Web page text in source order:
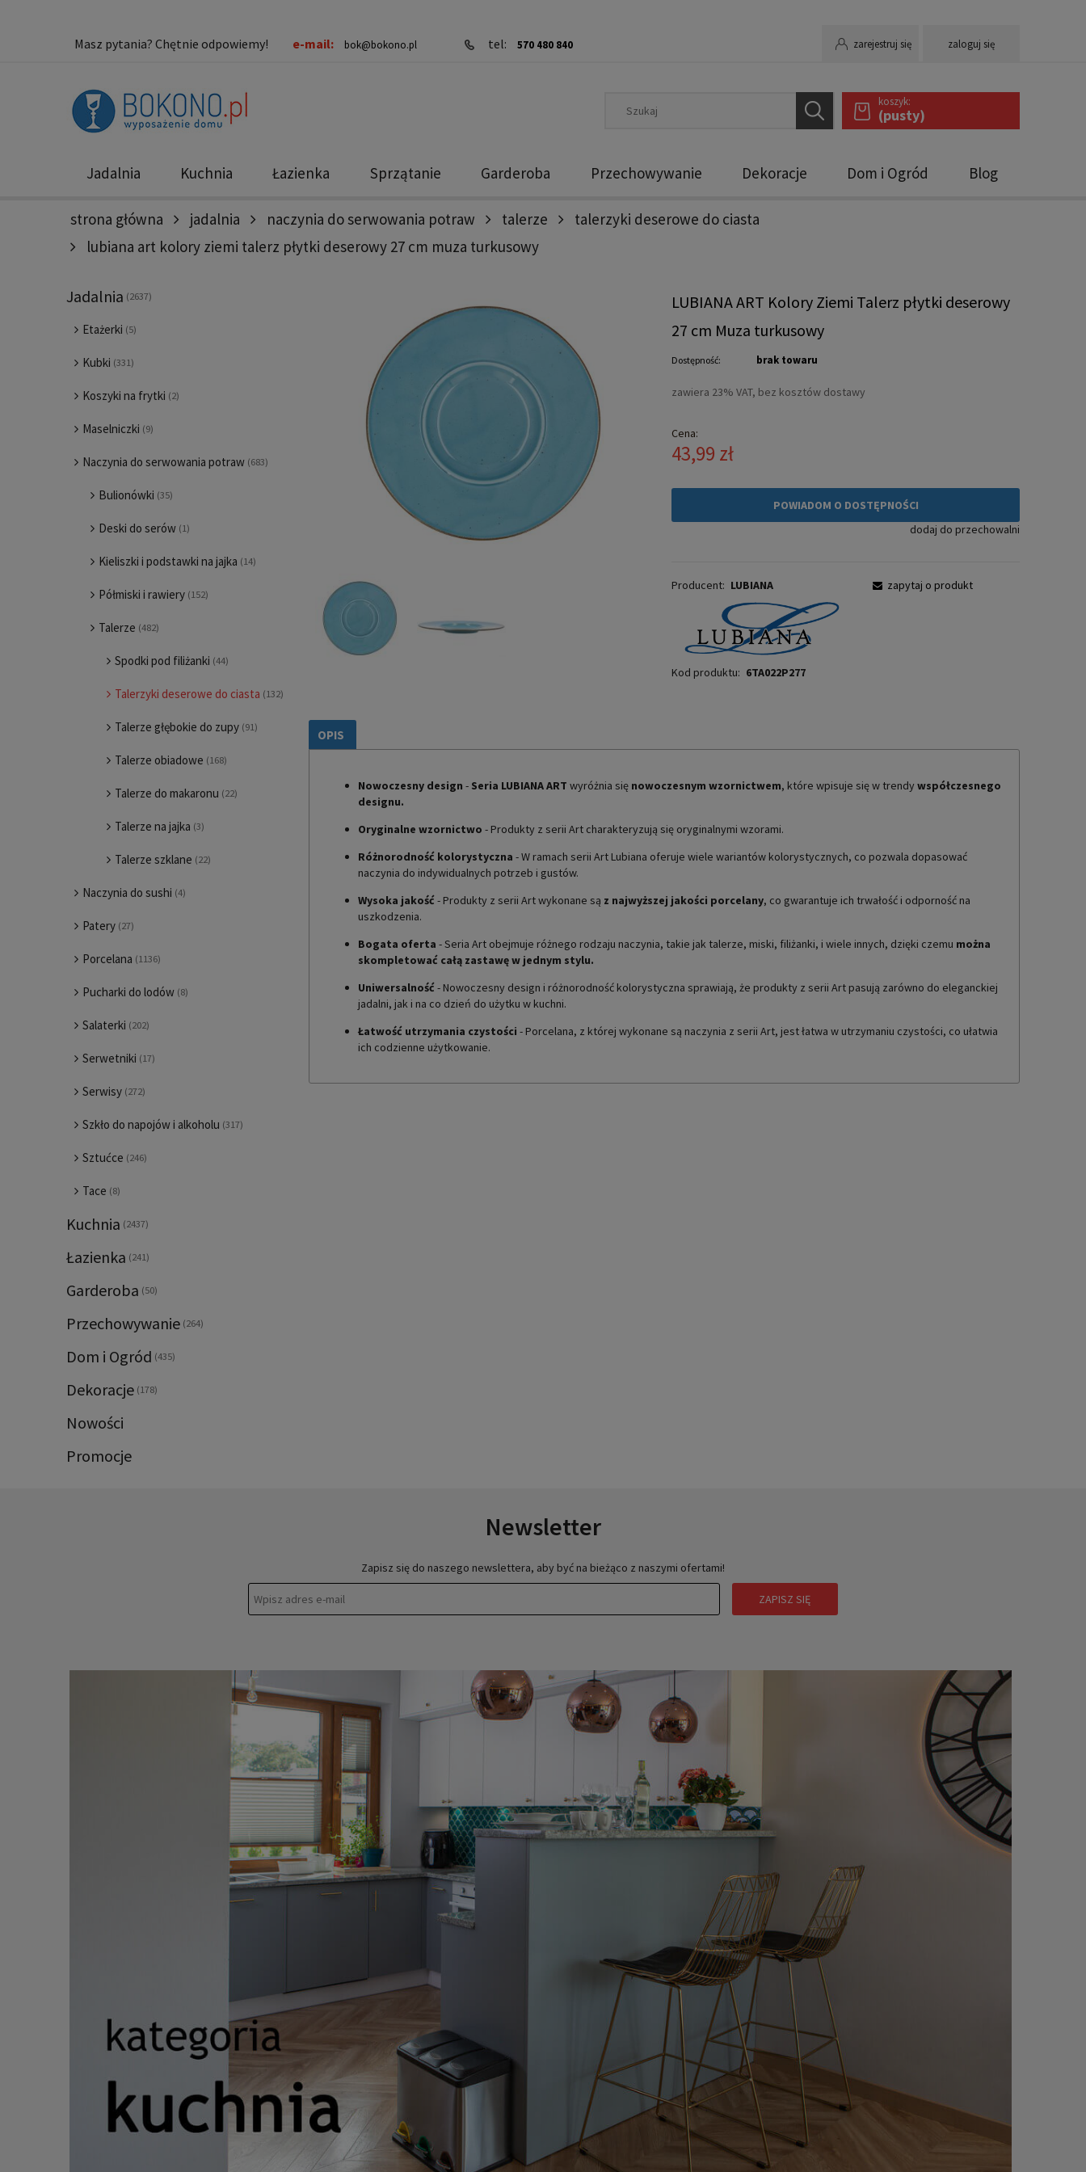
zarejestruj się zaloguj się
Masz pytania? Chętnie odpowiemy! e-mail: bok@bokono.pl tel: 570 480 840
koszyk:
(pusty)
Jadalnia Kuchnia Łazienka Sprzątanie Garderoba Przechowywanie Dekoracje Dom i Ogród Blog
Nowości Promocje
strona główna jadalnia naczynia do serwowania potraw talerze
talerzyki deserowe do ciasta
lubiana art kolory ziemi talerz płytki deserowy 27 cm muza turkusowy
Jadalnia (2637)
Etażerki (5)
Kubki (331)
Koszyki na frytki (2)
Maselniczki (9)
Naczynia do serwowania potraw (683)
Bulionówki (35)
Deski do serów (1)
Kieliszki i podstawki na jajka (14)
Półmiski i rawiery (152)
Talerze (482)
Spodki pod filiżanki (44)
Talerzyki deserowe do ciasta (132)
Talerze głębokie do zupy (91)
Talerze obiadowe (168)
Talerze do makaronu (22)
Talerze na jajka (3)
Talerze szklane (22)
Naczynia do sushi (4)
Patery (27)
Porcelana (1136)
Pucharki do lodów (8)
Salaterki (202)
Serwetniki (17)
Serwisy (272)
Szkło do napojów i alkoholu (317)
Sztućce (246)
Tace (8)
Kuchnia (2437)
Łazienka (241)
Garderoba (50)
Przechowywanie (264)
Dom i Ogród (435)
Dekoracje (178)
Nowości
Promocje
LUBIANA ART Kolory Ziemi Talerz płytki deserowy
27 cm Muza turkusowy
Dostępność: brak towaru
zawiera 23% VAT, bez kosztów dostawy
Cena:
43,99 zł
POWIADOM O DOSTĘPNOŚCI
dodaj do przechowalni
Producent: LUBIANA
Kod produktu: 6TA022P277
zapytaj o produkt
OPIS
Nowoczesny design - Seria LUBIANA ART wyróżnia się nowoczesnym wzornictwem, które wpisuje się w trendy współczesnego
designu.
Oryginalne wzornictwo - Produkty z serii Art charakteryzują się oryginalnymi wzorami.
Różnorodność kolorystyczna - W ramach serii Art Lubiana oferuje wiele wariantów kolorystycznych, co pozwala dopasować
naczynia do indywidualnych potrzeb i gustów.
Wysoka jakość- Produkty z serii Art wykonane są z najwyższej jakości porcelany, co gwarantuje ich trwałość i odporność na
uszkodzenia.
Bogata oferta - Seria Art obejmuje różnego rodzaju naczynia, takie jak talerze, miski, filiżanki, i wiele innych, dzięki czemu można
skompletować całą zastawę w jednym stylu.
Uniwersalność- Nowoczesny design i różnorodność kolorystyczna sprawiają, że produkty z serii Art pasują zarówno do eleganckiej
jadalni, jak i na co dzień do użytku w kuchni.
Łatwość utrzymania czystości - Porcelana, z której wykonane są naczynia z serii Art, jest łatwa w utrzymaniu czystości, co ułatwia
ich codzienne użytkowanie.
Newsletter
Zapisz się do naszego newslettera, aby być na bieżąco z naszymi ofertami!
ZAPISZ SIĘ